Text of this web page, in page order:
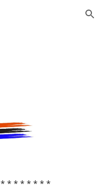
Skip to navigation
* * * * * * *